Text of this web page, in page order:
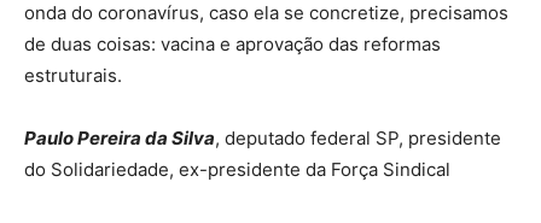
onda do coronavírus, caso ela se concretize, precisamos
de duas coisas: vacina e aprovação das reformas
estruturais.
Paulo Pereira da Silva, deputado federal SP, presidente
do Solidariedade, ex-presidente da Força Sindical